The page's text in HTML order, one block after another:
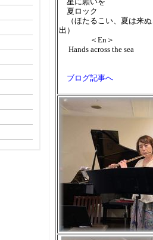
星に願いを
夏ロック
（ほたるこい、夏は来
出）
＜En＞
Hands across the sea
ブログ記事へ